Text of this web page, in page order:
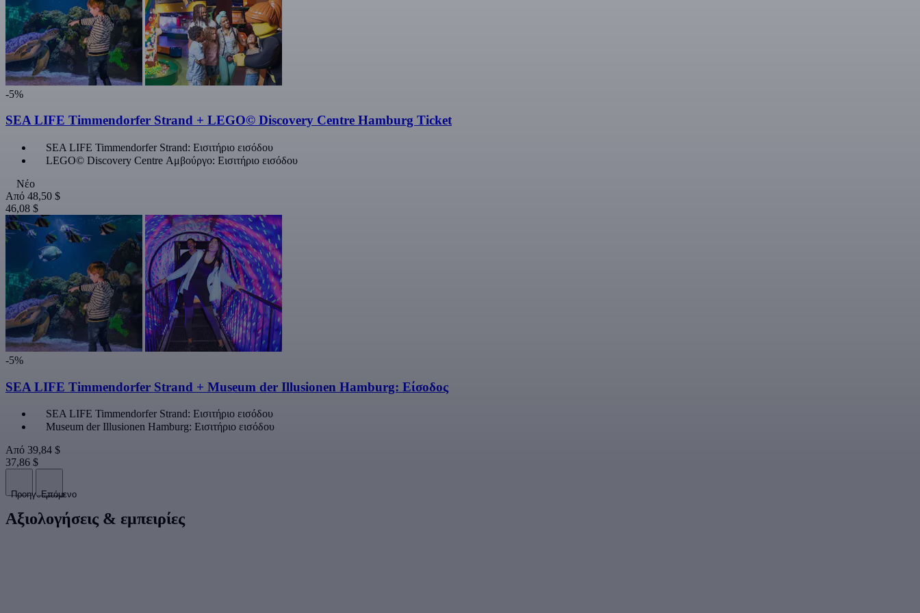
-5%
SEA LIFE Timmendorfer Strand + LEGO© Discovery Centre Hamburg Ticket
SEA LIFE Timmendorfer Strand: Εισιτήριο εισόδου
LEGO© Discovery Centre Αμβούργο: Εισιτήριο εισόδου
Νέο
Από 48,50 $
46,08 $
-5%
SEA LIFE Timmendorfer Strand + Museum der Illusionen Hamburg: Είσοδος
SEA LIFE Timmendorfer Strand: Εισιτήριο εισόδου
Museum der Illusionen Hamburg: Εισιτήριο εισόδου
Από 39,84 $
37,86 $
Προηγούμενο
Επόμενο
Αξιολογήσεις & εμπειρίες